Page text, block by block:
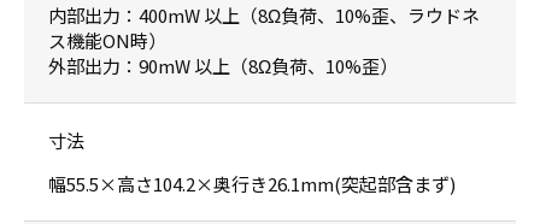
内部出力：400mW 以上（8Ω負荷、10%歪、ラウドネ
ス機能ON時）
外部出力：90mW 以上（8Ω負荷、10%歪）
寸法
幅55.5×高さ104.2×奥行き26.1mm(突起部含まず)